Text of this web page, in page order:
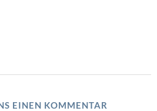
EINEN KOMMENTAR